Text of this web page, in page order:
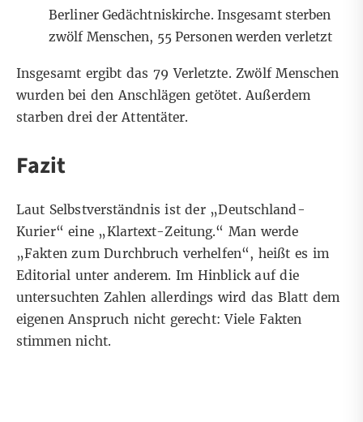
Berliner Gedächtniskirche. Insgesamt sterben
zwölf Menschen, 55 Personen werden verletzt
Insgesamt ergibt das 79 Verletzte. Zwölf Menschen
wurden bei den Anschlägen getötet. Außerdem
starben drei der Attentäter.
Fazit
Laut Selbstverständnis ist der „Deutschland-
Kurier“ eine „Klartext-Zeitung.“ Man werde
„Fakten zum Durchbruch verhelfen“, heißt es im
Editorial unter anderem. Im Hinblick auf die
untersuchten Zahlen allerdings wird das Blatt dem
eigenen Anspruch nicht gerecht: Viele Fakten
stimmen nicht.